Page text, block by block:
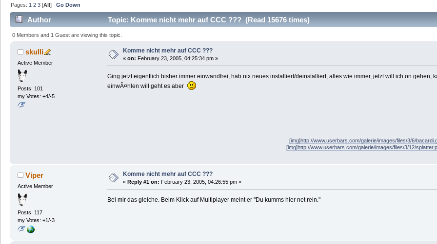
Pages: 1 2 3 [All]Go Down
Author Topic: Komme nicht mehr auf CCC ??? (Read 15676 times)
0 Members and 1 Guest are viewing this topic.
skulli
Active Member
Posts: 101
my Votes: +4/-5
Komme nicht mehr auf CCC ???
« on: February 23, 2005, 04:25:34 pm »
Ging jetzt eigentlich bisher immer einwandfrei, hab nix neues installiert/deinstalliert, alles wie immer, jetzt will ich on gehen,
einwÃ¤hlen will geht es aber
[img]http://www.userbars.com/galerie/images/files/3/6/
[img]http://www.userbars.com/galerie/images/files/3/12/
Viper
Active Member
Posts: 117
my Votes: +1/-3
Komme nicht mehr auf CCC ???
« Reply #1 on: February 23, 2005, 04:26:55 pm »
Bei mir das gleiche. Beim Klick auf Multiplayer meint er "Du kumms hier net rein."